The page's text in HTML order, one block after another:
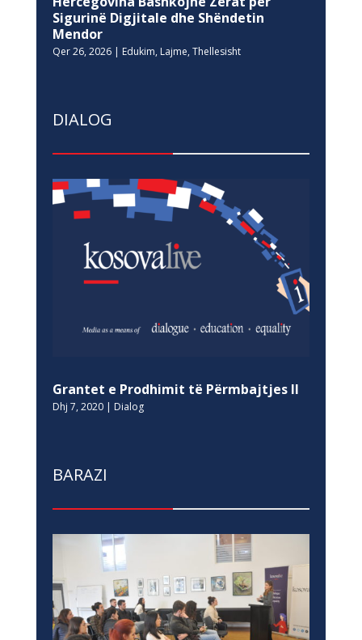
Sigurinë Digjitale dhe Shëndetin
Mendor
Qer 26, 2026| Edukim, Lajme, Thellesisht
DIALOG
Grantet e Prodhimit të Përmbajtjes II
Dhj 7, 2020| Dialog
BARAZI